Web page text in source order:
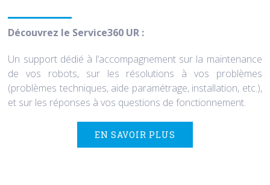
Découvrez le Service360 UR :
Un support dédié à l’accompagnement sur la maintenance
de vos robots, sur les résolutions à vos problèmes
(problèmes techniques, aide paramétrage, installation, etc.),
et sur les réponses à vos questions de fonctionnement.
EN SAVOIR PLUS